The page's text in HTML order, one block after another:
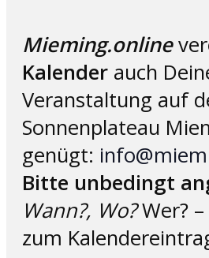
Mieming.online
Kalenderauch
Veranstaltung auf
Sonnenplateau
genügt:
Bitte unbedingt
Wann?, Wo?Wer? –
zum